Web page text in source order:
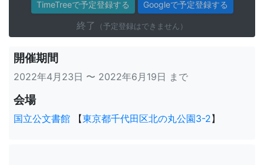
TimeTreeで予定登録する Googleで予定登録する
終了 （予定登録はできません）
開催期間
2022年4月23日 〜 2022年6月19日 まで
会場
国立公文書館 【東京都千代田区北の丸公園3-2】